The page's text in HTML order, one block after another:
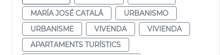
MARÍA JOSÉ CATALÁ
URBANISMO
URBANISME
VIVENDA
VIVIENDA
APARTAMENTS TURÍSTICS